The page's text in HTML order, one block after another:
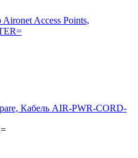
Access Points,
Кабель AIR-PWR-CORD-